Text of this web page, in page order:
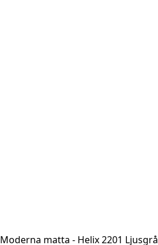
Moderna matta - Helix 2201 Ljusgrå